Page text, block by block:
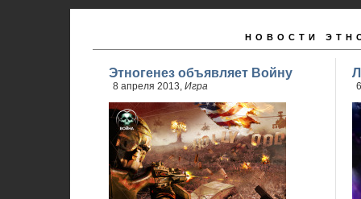
НОВОСТИ
Этногенез объявляет Войну
8 апреля 2013, Игра